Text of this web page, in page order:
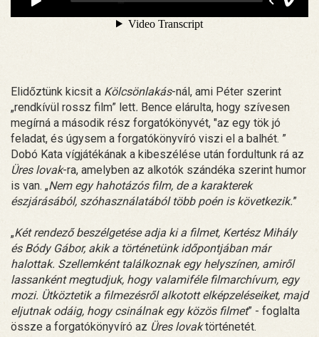
Elidőztünk kicsit a Kölcsönlakás-nál, ami Péter szerint
„rendkívül rossz film” lett. Bence elárulta, hogy szívesen
megírná a második rész forgatókönyvét, "az egy tök jó
feladat, és úgysem a forgatókönyvíró viszi el a balhét. ”
Dobó Kata vígjátékának a kibeszélése után fordultunk rá az
Üres lovak-ra, amelyben az alkotók szándéka szerint humor
is van. „Nem egy hahotázós film, de a karakterek
észjárásából, szóhasználatából több poén is következik.”
„Két rendező beszélgetése adja ki a filmet, Kertész Mihály
és Bódy Gábor, akik a történetünk időpontjában már
halottak. Szellemként találkoznak egy helyszínen, amiről
lassanként megtudjuk, hogy valamiféle filmarchívum, egy
mozi. Ütköztetik a filmezésről alkotott elképzeléseiket, majd
eljutnak odáig, hogy csinálnak egy közös filmet” - foglalta
össze a forgatókönyvíró az Üres lovaktörténetét.